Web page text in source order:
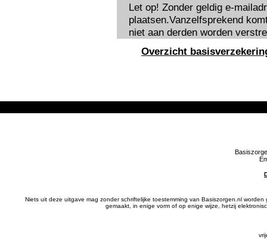
Let op! Zonder geldig e-
plaatsen.Vanzelfsprekend
niet aan derden worden
Overzicht
Niets uit deze uitgave mag zonder schriftelijke toestemming van Basiszorgen.nl
gemaakt, in enige vorm of op enige wijze, hetzij